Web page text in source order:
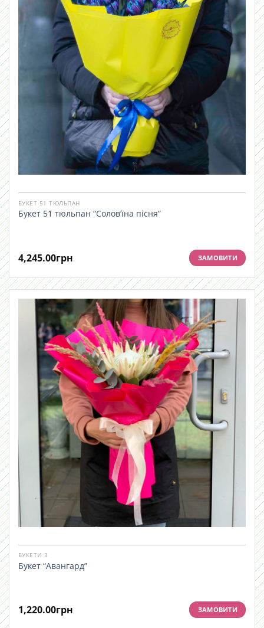
БУКЕТ 51 ТЮЛЬПАН
Букет 51 тюльпан “Солов’їна пісня”
4,245.00грн ЗАМОВИТИ
БУКЕТИ З
Букет “Авангард”
1,220.00грн ЗАМОВИТИ